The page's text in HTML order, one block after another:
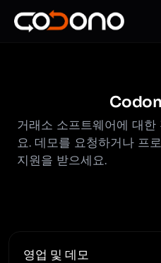
거래소 소프트웨어에 대
요. 데모를 요청하거나 프
지원을 받으세요.
영업 및 데모